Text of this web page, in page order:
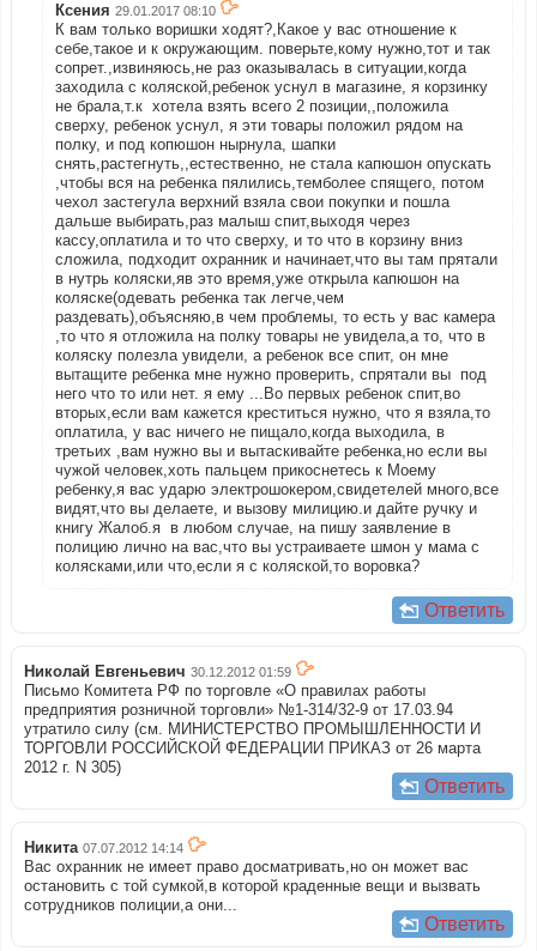
Ксения 29.01.2017 08:10
К вам только воришки ходят?,Какое у вас отношение к
себе,такое и к окружающим. поверьте,кому нужно,тот и так
сопрет.,извиняюсь,не раз оказывалась в ситуации,когда
заходила с коляской,ребенок уснул в магазине, я корзинку
не брала,т.к хотела взять всего 2 позиции,,положила
сверху, ребенок уснул, я эти товары положил рядом на
полку, и под копюшон нырнула, шапки
снять,растегнуть,,естественно, не стала капюшон опускать
,чтобы вся на ребенка пялились,темболее спящего, потом
чехол застегула верхний взяла свои покупки и пошла
дальше выбирать,раз малыш спит,выходя через
кассу,оплатила и то что сверху, и то что в корзину вниз
сложила, подходит охранник и начинает,что вы там прятали
в нутрь коляски,яв это время,уже открыла капюшон на
коляске(одевать ребенка так легче,чем
раздевать),объясняю,в чем проблемы, то есть у вас камера
,то что я отложила на полку товары не увидела,а то, что в
коляску полезла увидели, а ребенок все спит, он мне
вытащите ребенка мне нужно проверить, спрятали вы под
него что то или нет. я ему ...Во первых ребенок спит,во
вторых,если вам кажется креститься нужно, что я взяла,то
оплатила, у вас ничего не пищало,когда выходила, в
третьих ,вам нужно вы и вытаскивайте ребенка,но если вы
чужой человек,хоть пальцем прикоснетесь к Моему
ребенку,я вас ударю электрошокером,свидетелей много,все
видят,что вы делаете, и вызову милицию.и дайте ручку и
книгу Жалоб.я в любом случае, на пишу заявление в
полицию лично на вас,что вы устраиваете шмон у мама с
колясками,или что,если я с коляской,то воровка?
Ответить
Николай Евгеньевич 30.12.2012 01:59
Письмо Комитета РФ по торговле «О правилах работы
предприятия розничной торговли» №1-314/32-9 от 17.03.94
утратило силу (см. МИНИСТЕРСТВО ПРОМЫШЛЕННОСТИ И
ТОРГОВЛИ РОССИЙСКОЙ ФЕДЕРАЦИИ ПРИКАЗ от 26 марта
2012 г. N 305)
Ответить
Никита 07.07.2012 14:14
Вас охранник не имеет право досматривать,но он может вас
остановить с той сумкой,в которой краденные вещи и вызвать
сотрудников полиции,а они...
Ответить